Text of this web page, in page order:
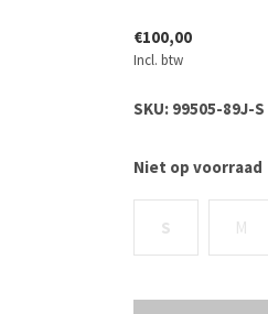
€100,00
Incl. btw
SKU: 99505-89J-S
Niet op voorraad
S M